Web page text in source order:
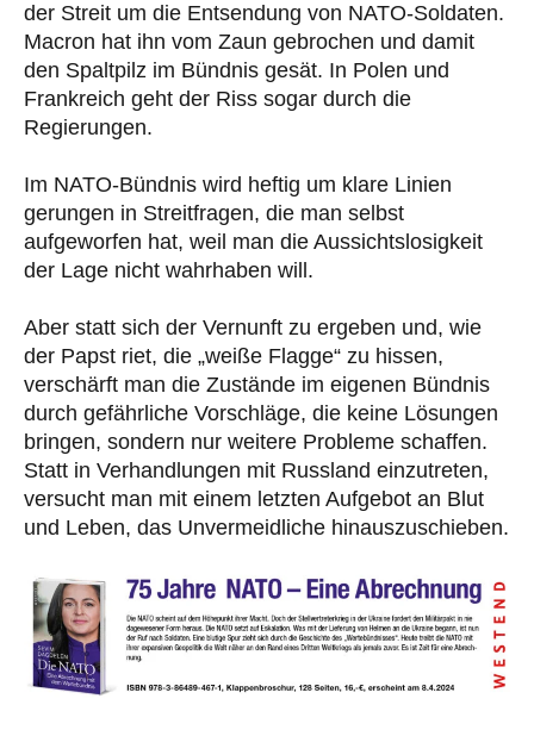
der Streit um die Entsendung von NATO-Soldaten.
Macron hat ihn vom Zaun gebrochen und damit
den Spaltpilz im Bündnis gesät. In Polen und
Frankreich geht der Riss sogar durch die
Regierungen.
Im NATO-Bündnis wird heftig um klare Linien
gerungen in Streitfragen, die man selbst
aufgeworfen hat, weil man die Aussichtslosigkeit
der Lage nicht wahrhaben will.
Aber statt sich der Vernunft zu ergeben und, wie
der Papst riet, die „weiße Flagge“ zu hissen,
verschärft man die Zustände im eigenen Bündnis
durch gefährliche Vorschläge, die keine Lösungen
bringen, sondern nur weitere Probleme schaffen.
Statt in Verhandlungen mit Russland einzutreten,
versucht man mit einem letzten Aufgebot an Blut
und Leben, das Unvermeidliche hinauszuschieben.